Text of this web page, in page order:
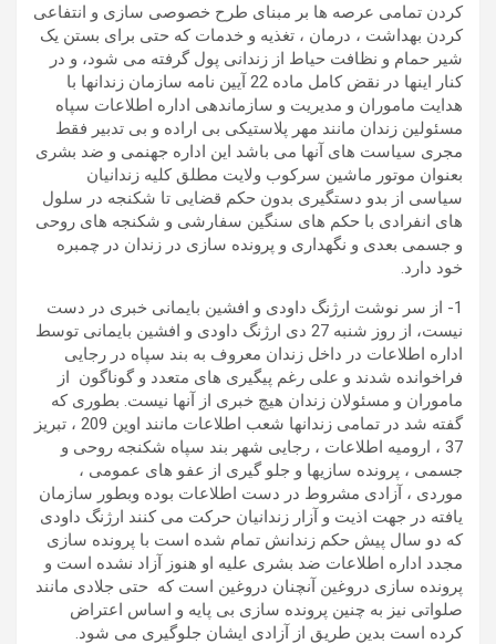
کردن تمامی عرصه ها بر مبنای طرح خصوصی سازی و انتفاعی
کردن بهداشت ، درمان ، تغذیه و خدمات که حتی برای بستن یک
شیر حمام و نظافت حیاط از زندانی پول گرفته می شود، و در
کنار اینها در نقض کامل ماده 22 آیین نامه سازمان زندانها با
هدایت ماموران و مدیریت و سازماندهی اداره اطلاعات سپاه
مسئولین زندان مانند مهر پلاستیکی بی اراده و بی تدبیر فقط
مجری سیاست های آنها می باشد این اداره جهنمی و ضد بشری
بعنوان موتور ماشین سرکوب ولایت مطلق کلیه زندانیان
سیاسی از بدو دستگیری بدون حکم قضایی تا شکنجه در سلول
های انفرادی با حکم های سنگین سفارشی و شکنجه های روحی
و جسمی بعدی و نگهداری و پرونده سازی در زندان در چمبره
خود دارد.
1- از سر نوشت ارژنگ داودی و افشین بایمانی خبری در دست
نیست، از روز شنبه 27 دی ارژنگ داودی و افشین بایمانی توسط
اداره اطلاعات در داخل زندان معروف به بند سپاه در رجایی
فراخوانده شدند و علی رغم پیگیری های متعدد و گوناگون از
ماموران و مسئولان زندان هیچ خبری از آنها نیست. بطوری که
گفته شد در تمامی زندانها شعب اطلاعات مانند اوین 209 ، تبریز
37 ، ارومیه اطلاعات ، رجایی شهر بند سپاه شکنجه روحی و
جسمی ، پرونده سازیها و جلو گیری از عفو های عمومی ،
موردی ، آزادی مشروط در دست اطلاعات بوده وبطور سازمان
یافته در جهت اذیت و آزار زندانیان حرکت می کنند ارژنگ داودی
که دو سال پیش حکم زندانش تمام شده است با پرونده سازی
مجدد اداره اطلاعات ضد بشری علیه او هنوز آزاد نشده است و
پرونده سازی دروغین آنچنان دروغین است که حتی جلادی مانند
صلواتی نیز به چنین پرونده سازی بی پایه و اساس اعتراض
کرده است بدین طریق از آزادی ایشان جلوگیری می شود.